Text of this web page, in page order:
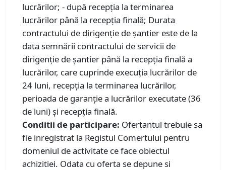
lucrărilor; - după recepţia la terminarea
lucrărilor până la recepţia finală; Durata
contractului de dirigenţie de şantier este de la
data semnării contractului de servicii de
dirigenţie de şantier până la recepţia finală a
lucrărilor, care cuprinde execuţia lucrărilor de
24 luni, recepţia la terminarea lucrărilor,
perioada de garanţie a lucrărilor executate (36
de luni) şi recepţia finală.
Conditii de participare: Ofertantul trebuie sa
fie inregistrat la Registul Comertului pentru
domeniul de activitate ce face obiectul
achizitiei. Odata cu oferta se depune si